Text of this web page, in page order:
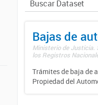
Bajas de
Ministerio de Justicia.
los Registros
Trámites de baja de
Propiedad del